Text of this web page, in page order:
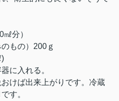
分）
もの）200ｇ
)
に入れる。
けば出来上がりです。冷蔵
す。